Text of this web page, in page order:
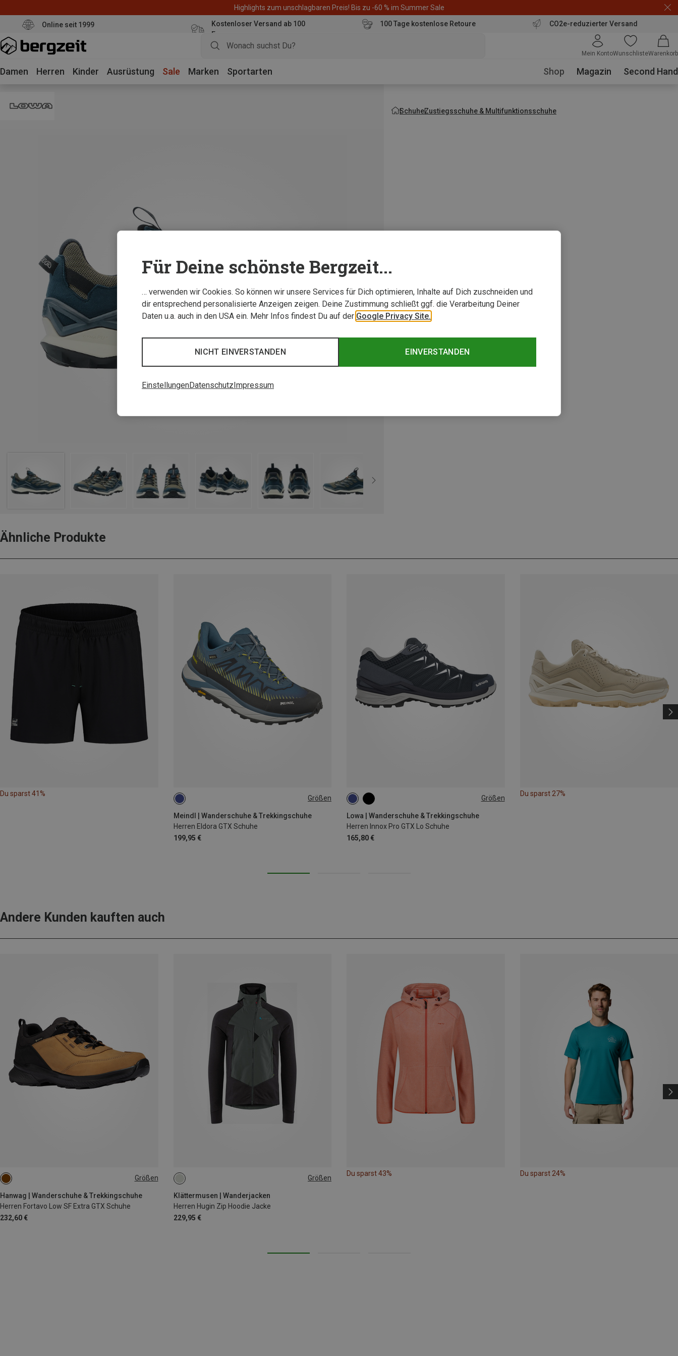
Highlights zum unschlagbaren Preis! Bis zu -60 % im Summer Sale
Online seit 1999
Kostenloser Versand ab 100
Euro
100 Tage kostenlose Retoure CO2e-reduzierter Versand
Mein KontoWunschlisteWarenkorb
Damen Herren Kinder Ausrüstung Sale Marken Sportarten Shop Magazin Second Hand
SchuheZustiegsschuhe & Multifunktionsschuhe
Ähnliche Produkte
Du sparst 41%
Größen
Meindl | Wanderschuhe & Trekkingschuhe
Herren Eldora GTX Schuhe
199,95 €
Größen
Lowa | Wanderschuhe & Trekkingschuhe
Herren Innox Pro GTX Lo Schuhe
165,80 €
Du sparst 27%
Andere Kunden kauften auch
Größen
Hanwag | Wanderschuhe & Trekkingschuhe
Herren Fortavo Low SF Extra GTX Schuhe
232,60 €
Größen
Klättermusen | Wanderjacken
Herren Hugin Zip Hoodie Jacke
229,95 €
S
Du sparst 43% Du sparst 24%
Für Deine schönste Bergzeit...
… verwenden wir Cookies. So können wir unsere Services für Dich optimieren, Inhalte auf Dich zuschneiden und
dir entsprechend personalisierte Anzeigen zeigen. Deine Zustimmung schließt ggf. die Verarbeitung Deiner
Daten u.a. auch in den USA ein. Mehr Infos findest Du auf der Google Privacy Site.
EINVERSTANDEN
NICHT EINVERSTANDEN
EinstellungenDatenschutz Impressum